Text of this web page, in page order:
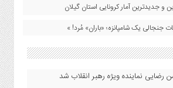
و جدیدترین آمار کرونایی استان گیلان
جنجالی یک شامپانزه؛ «باران» مُرد! »
نماینده ویژه رهبر انقلاب شد